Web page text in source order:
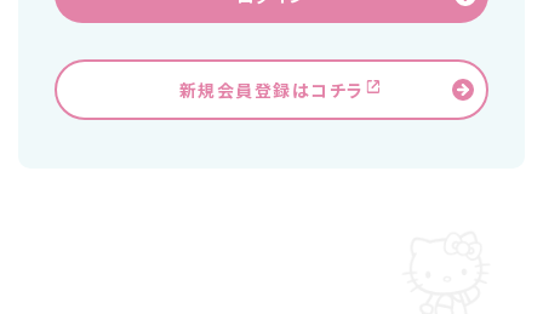
新規会員登録はコチラ